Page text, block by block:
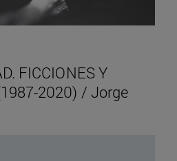
FICCIONES Y
2020) / Jorge